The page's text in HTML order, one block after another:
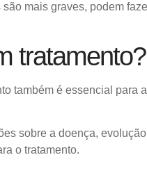
mais graves, podem
tratamento?
também é essencial para
sobre a doença,
o tratamento.